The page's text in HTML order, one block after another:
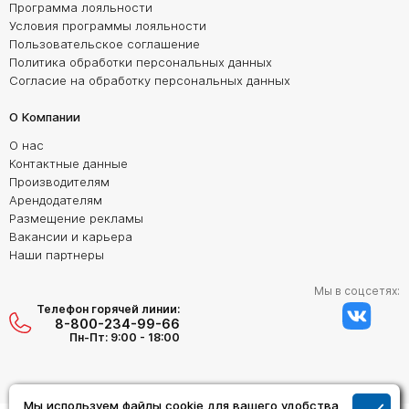
Мы используем файлы cookie для вашего удобства
Программа лояльности
Условия программы лояльности
Пользовательское соглашение
Политика обработки персональных данных
Согласие на обработку персональных данных
О Компании
О нас
Контактные данные
Производителям
Арендодателям
Размещение рекламы
Вакансии и карьера
Наши партнеры
Телефон горячей линии:
8-800-234-99-66
Пн-Пт: 9:00 - 18:00
Мы в соцсетях: